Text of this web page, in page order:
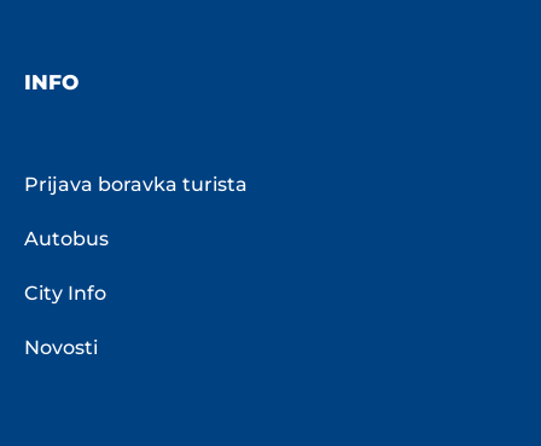
INFO
Prijava boravka turista
Autobus
City Info
Novosti